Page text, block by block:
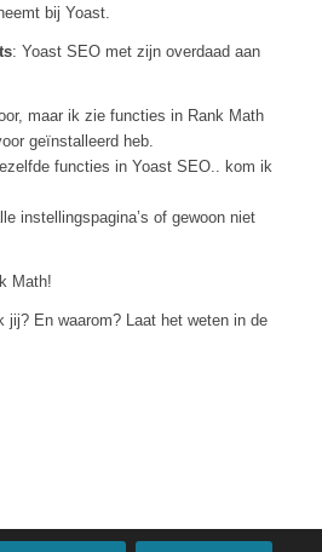
bij Yoast.
: Yoast SEO met zijn overdaad aan
maar ik zie functies in Rank Math
geïnstalleerd heb.
functies in Yoast SEO.. kom ik
instellingspagina’s of gewoon niet
Math!
jij? En waarom? Laat het weten in de